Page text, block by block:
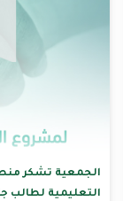
الجمعية تشكر
التعليمية لطالب